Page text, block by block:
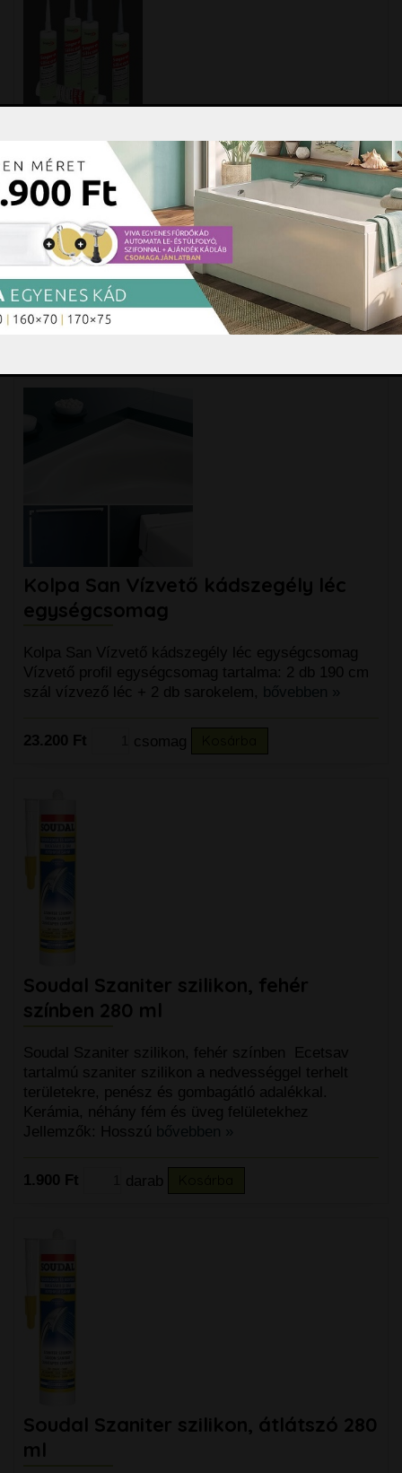
Sopro Szaniter fugaszilikon
INTENZÍV SZÍNEK 310 ml
Sopro Szaniter fugaszilikon intenzív színek 310 ml
Intenzív színek: ebenholz 62, koralle 54, mahagoni
55, hellblau 84, schwarz 90, ÚJ SZÍN: aqua 86
Megrendelésében
bővebben »
Kosárba
Kolpa San Vízvető kádszegély léc
egységcsomag
Kolpa San Vízvető kádszegély léc egységcsomag
Vízvető profil egységcsomag tartalma: 2 db 190 cm
szál vízvező léc + 2 db sarokelem, bővebben »
23.200 Ft csomag
Soudal Szaniter szilikon, fehér
színben 280 ml
Soudal Szaniter szilikon, fehér színben Ecetsav
tartalmú szaniter szilikon a nedvességgel terhelt
területekre, penész és gombagátló adalékkal.
Kerámia, néhány fém és üveg felületekhez
Jellemzők: Hosszú bővebben »
1.900 Ft darab
Soudal Szaniter szilikon, átlátszó 280
ml